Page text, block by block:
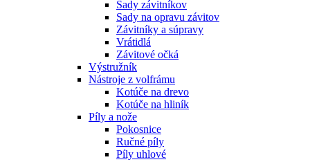
Sady závitníkov
Sady na opravu závitov
Závitníky a súpravy
Vrátidlá
Závitové očká
Výstružník
Nástroje z volfrámu
Kotúče na drevo
Kotúče na hliník
Píly a nože
Pokosnice
Ručné píly
Píly uhlové